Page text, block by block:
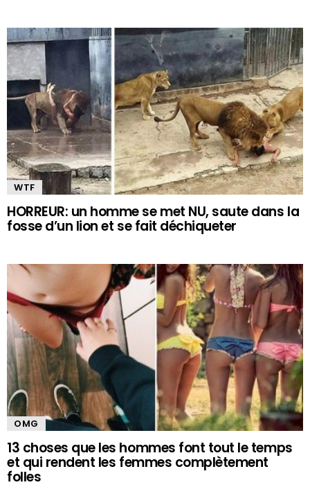
WTF
HORREUR: un homme se met NU, saute dans la
fosse d’un lion et se fait déchiqueter
OMG
13 choses que les hommes font tout le temps
et qui rendent les femmes complètement
folles